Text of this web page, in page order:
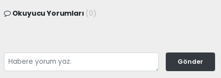
Okuyucu Yorumları (0)
Gönder